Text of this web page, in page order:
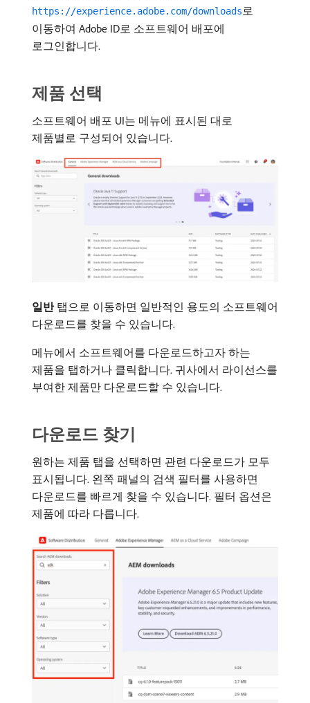
https://experience.adobe.com/downloads로
이동하여 Adobe ID로 소프트웨어 배포에
로그인합니다.
제품 선택
소프트웨어 배포 UI는 메뉴에 표시된 대로
제품별로 구성되어 있습니다.
일반탭으로 이동하면 일반적인 용도의 소프트웨어
다운로드를 찾을 수 있습니다.
메뉴에서 소프트웨어를 다운로드하고자 하는
제품을 탭하거나 클릭합니다. 귀사에서 라이선스를
부여한 제품만 다운로드할 수 있습니다.
다운로드 찾기
원하는 제품 탭을 선택하면 관련 다운로드가 모두
표시됩니다. 왼쪽 패널의 검색 필터를 사용하면
다운로드를 빠르게 찾을 수 있습니다. 필터 옵션은
제품에 따라 다릅니다.